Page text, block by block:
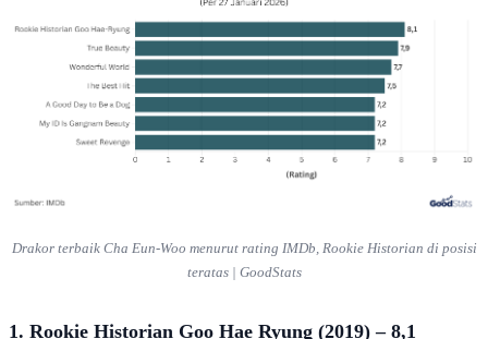
Drakor terbaik Cha Eun-Woo menurut rating IMDb, Rookie Historian di posisi
teratas | GoodStats
1. Rookie Historian Goo Hae Ryung (2019) – 8,1